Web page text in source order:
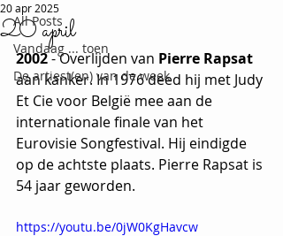
All Posts
Vandaag ... toen
De artiest(en) van de week
20 april
20 apr 2025
2002 - Overlijden van Pierre Rapsat
aan kanker. In 1976 deed hij met Judy
Et Cie voor België mee aan de
internationale finale van het
Eurovisie Songfestival. Hij eindigde
op de achtste plaats. Pierre Rapsat is
54 jaar geworden.
https://youtu.be/0jW0KgHavcw